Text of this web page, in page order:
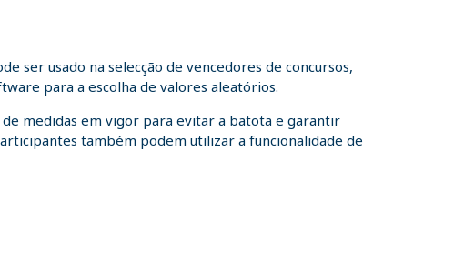
ser usado na selecção de vencedores de concursos,
para a escolha de valores aleatórios.
medidas em vigor para evitar a batota e garantir
também podem utilizar a funcionalidade de